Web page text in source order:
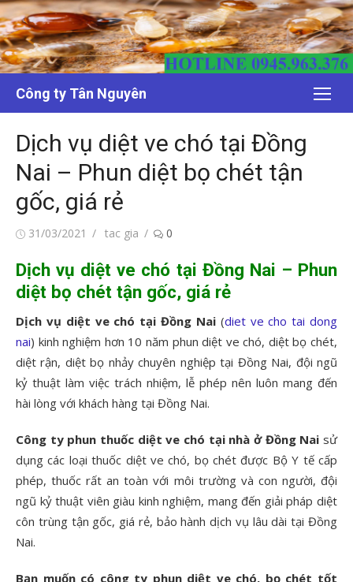
Chuyển
tới
nội
dung
Công ty Tân Nguyên
Dịch vụ diệt ve chó tại Đồng
Nai – Phun diệt bọ chét tận
gốc, giá rẻ
Đăng31/03/2021
Tác
tac gia 0
Dịch vụ diệt ve chó tại Đồng Nai – Phun
diệt bọ chét tận gốc, giá rẻ
Dịch vụ diệt ve chó tại Đồng Nai (diet ve cho tai dong
nai) kinh nghiệm hơn 10 năm phun diệt ve chó, diệt bọ chét,
diệt rận, diệt bọ nhảy chuyên nghiệp tại Đồng Nai, đội ngũ
kỷ thuật làm việc trách nhiệm, lễ phép nên luôn mang đến
hài lòng với khách hàng tại Đồng Nai.
Công ty phun thuốc diệt ve chó tại nhà ở Đồng Nai sử
dụng các loại thuốc diệt ve chó, bọ chét được Bộ Y tế cấp
phép, thuốc rất an toàn với môi trường và con người, đội
ngũ kỷ thuật viên giàu kinh nghiệm, mang đến giải pháp diệt
côn trùng tận gốc, giá rẻ, bảo hành dịch vụ lâu dài tại Đồng
Nai.
Bạn muốn có công ty phun diệt ve chó, bọ chét tốt